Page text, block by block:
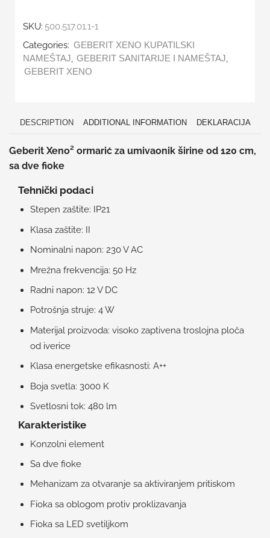
SKU: 500.517.01.1-1
Categories: GEBERIT XENO KUPATILSKI
NAMEŠTAJ
GEBERIT SANITARIJE I NAMEŠTAJ
GEBERIT XENO
DESCRIPTION ADDITIONAL INFORMATION DEKLARACIJA
Geberit Xeno² ormarić za umivaonik širine od 120 cm,
sa dve fioke
Tehnički podaci
Stepen zaštite: IP21
Klasa zaštite: II
Nominalni napon: 230 V AC
Mrežna frekvencija: 50 Hz
Radni napon: 12 V DC
Potrošnja struje: 4 W
Materijal proizvoda: visoko zaptivena troslojna ploča
od iverice
Klasa energetske efikasnosti: A++
Boja svetla: 3000 K
Svetlosni tok: 480 lm
Karakteristike
Konzolni element
Sa dve fioke
Mehanizam za otvaranje sa aktiviranjem pritiskom
Fioka sa oblogom protiv proklizavanja
Fioka sa LED svetiljkom